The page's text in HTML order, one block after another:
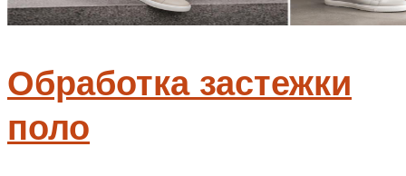
Обработка застежки
поло